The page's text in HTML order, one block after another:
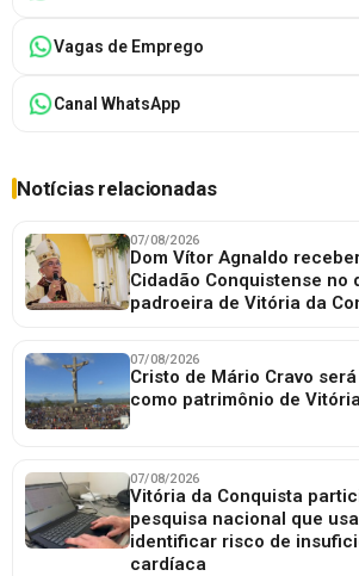
Vagas de Emprego
Canal WhatsApp
Notícias relacionadas
07/08/2026
Dom Vítor Agnaldo
Cidadão Conquistense no
padroeira de Vitória da
07/08/2026
Cristo de Mário Cravo
como patrimônio de
07/08/2026
Vitória da Conquista
pesquisa nacional que
identificar risco de
cardíaca